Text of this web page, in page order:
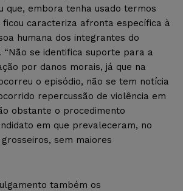
que, embora tenha usado termos
ficou caracteriza afronta específica à
humana dos integrantes do
“Não se identifica suporte para a
por danos morais, já que na
o episódio, não se tem notícia
repercussão de violência em
obstante o procedimento
em que prevaleceram, no
sem maiores
também os